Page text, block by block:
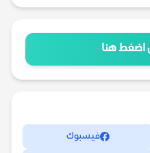
اضغط هنا
فيسبوك